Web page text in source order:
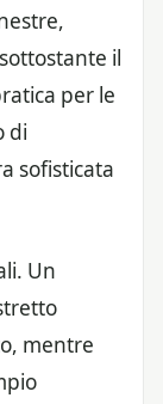
il
per le
di
sofisticata
Un
mentre